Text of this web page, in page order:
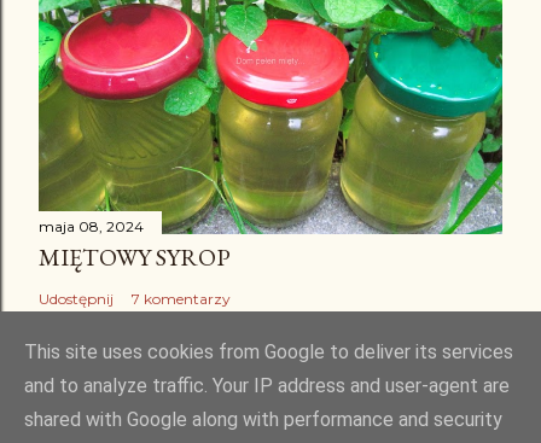
maja 08, 2024
MIĘTOWY SYROP
Udostępnij 7 komentarzy
This site uses cookies from Google to deliver its services
and to analyze traffic. Your IP address and user-agent are
shared with Google along with performance and security